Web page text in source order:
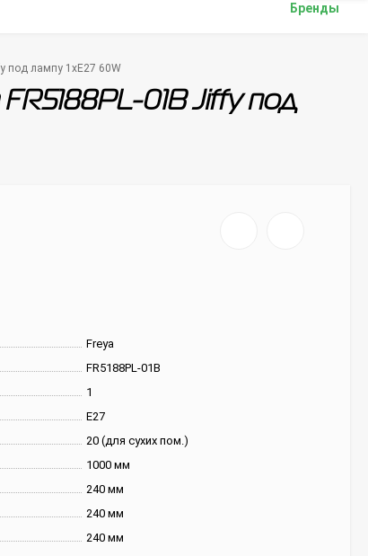
Бренды
под лампу 1xE27 60W
01B Jiffy под
Freya
FR5188PL-01B
1
E27
20 (для сухих пом.)
1000 мм
240 мм
240 мм
240 мм